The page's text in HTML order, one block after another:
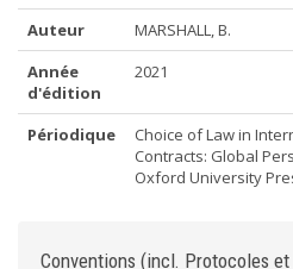
Auteur
MARSHALL, B.
Année
d'édition
2021
Périodique
Choice of Law in
Contracts: Global
Oxford University
Conventions (incl. Protocoles